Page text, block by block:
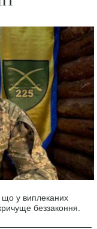
що у виплеканих
беззаконня.